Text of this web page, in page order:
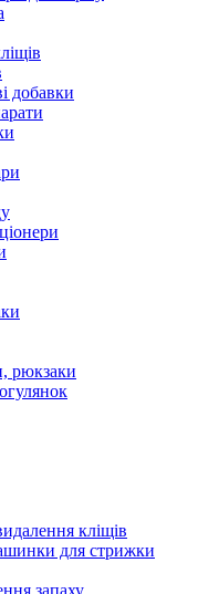
добавки
рюкзаки
кліщів
для стрижки